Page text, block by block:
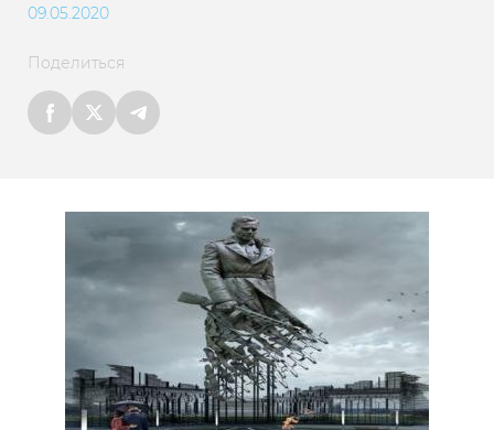
09.05.2020
Поделиться